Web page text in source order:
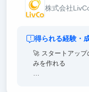
株式会社
得られる経験・
🚀 スタートアップ
みを作れる